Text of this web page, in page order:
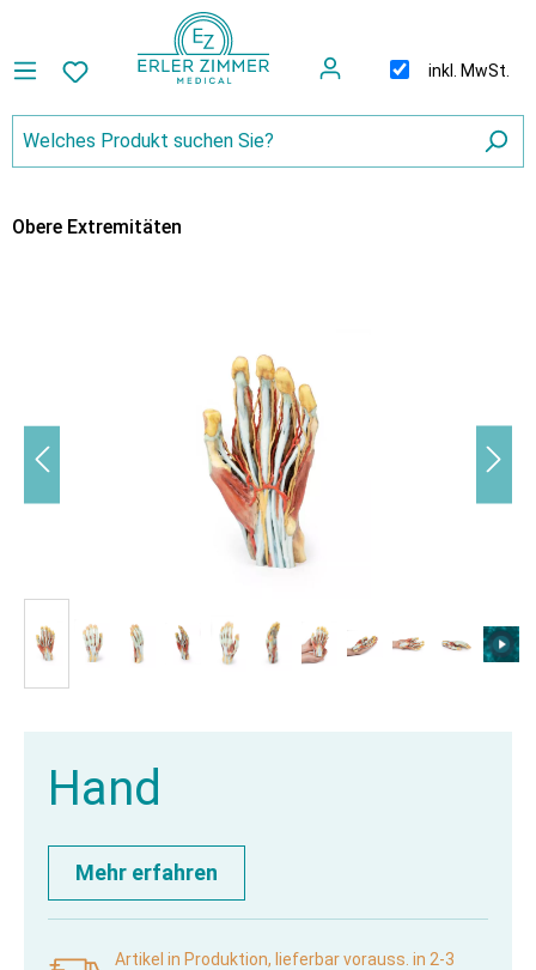
inkl. MwSt.
Obere Extremitäten
Hand
Mehr erfahren
Artikel in Produktion, lieferbar vorauss. in 2-3